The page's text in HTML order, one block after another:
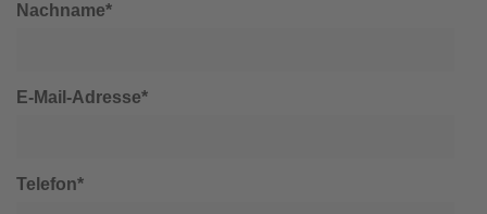
Nachname*
E-Mail-Adresse*
Telefon*